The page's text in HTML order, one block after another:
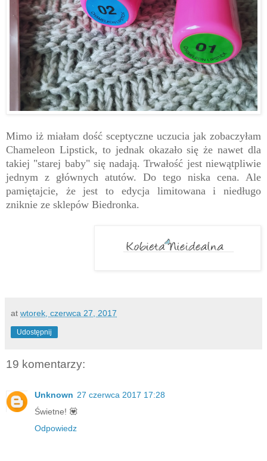
Mimo iż miałam dość sceptyczne uczucia jak zobaczyłam
Chameleon Lipstick, to jednak okazało się że nawet dla
takiej "starej baby" się nadają. Trwałość jest niewątpliwie
jednym z głównych atutów. Do tego niska cena. Ale
pamiętajcie, że jest to edycja limitowana i niedługo
zniknie ze sklepów Biedronka.
at wtorek, czerwca 27, 2017
Udostępnij
19 komentarzy:
Unknown 27 czerwca 2017 17:28
Świetne! 💟
Odpowiedz